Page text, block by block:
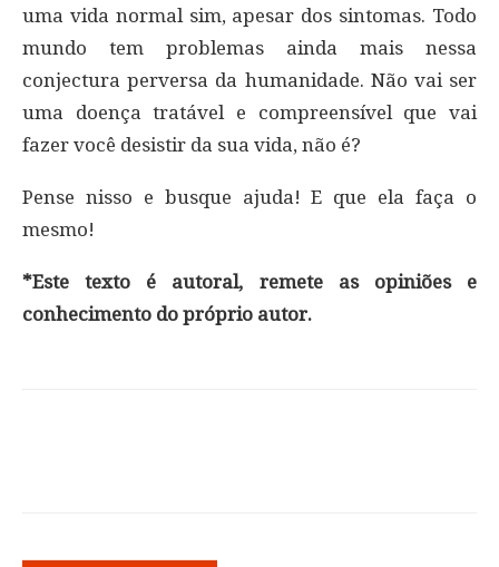
uma vida normal sim, apesar dos sintomas. Todo
mundo tem problemas ainda mais nessa
conjectura perversa da humanidade. Não vai ser
uma doença tratável e compreensível que vai
fazer você desistir da sua vida, não é?
Pense nisso e busque ajuda! E que ela faça o
mesmo!
*Este texto é autoral, remete as opiniões e
conhecimento do próprio autor.